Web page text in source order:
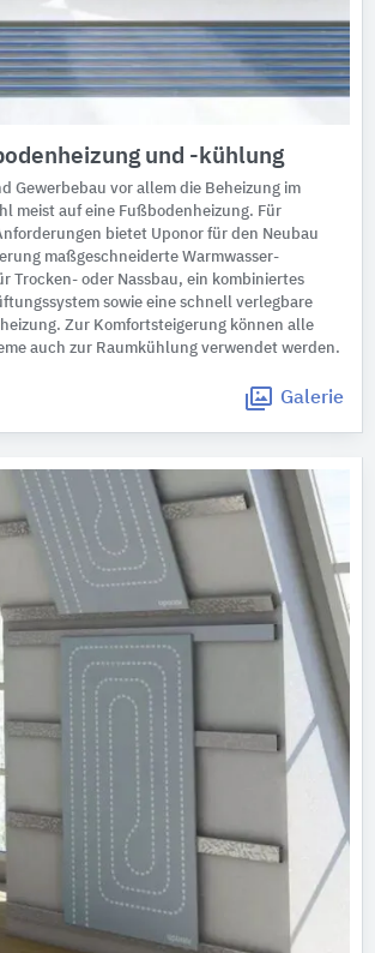
und -kühlung
Gewerbebau vor allem die Beheizung im
meist auf eine Fußbodenheizung. Für
bietet Uponor für den Neubau
maßgeschneiderte Warmwasser-
Trocken- oder Nassbau, ein kombiniertes
sowie eine schnell verlegbare
Zur Komfortsteigerung können alle
auch zur Raumkühlung verwendet werden.
Galerie